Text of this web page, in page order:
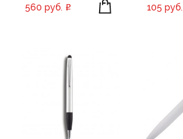
560 руб. 105 руб.